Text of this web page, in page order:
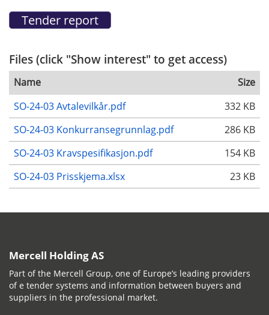
Files (click "Show interest" to get access)
Name
Size
SO-24-03 Avtalevilkår.pdf
332 KB
SO-24-03 Konkurransegrunnlag.pdf
286 KB
SO-24-03 Kravspesifikasjon.pdf
154 KB
SO-24-03 Prisskjema.xlsx
23 KB
Mercell Holding AS
Part of the Mercell Group, one of Europe’s leading providers
of e tender systems and information between buyers and
suppliers in the professional market.